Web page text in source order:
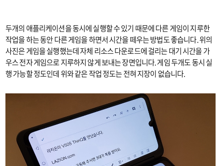
두개의 애플리케이션을 동시에 실행할 수 있기 때문에 다른 게임이 지루한
작업을 하는 동안 다른 게임을 하면서 시간을 떼우는 방법도 좋습니다. 위의
사진은 게임을 실행했는데 자체 리소스 다운로드에 걸리는 대기 시간을 가
우스 전자 게임으로 지루하지 않게 보내는 장면입니다. 게임 두개도 동시 실
행 가능할 정도인데 위와 같은 작업 정도는 전혀 지장이 없습니다.